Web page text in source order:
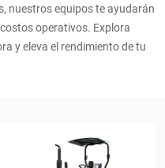
nuestros equipos te ayudarán
operativos. Explora
y eleva el rendimiento de tu